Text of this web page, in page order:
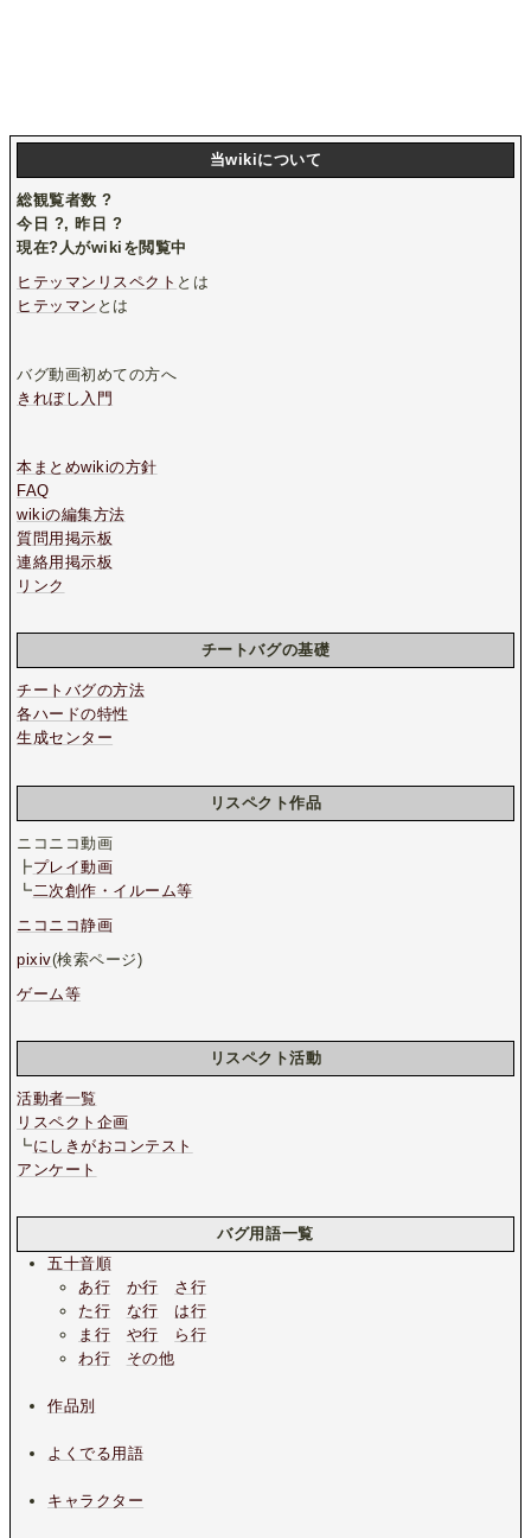
当wikiについて
総観覧者数?
今日 ?, 昨日 ?
現在? 人がwikiを閲覧中
ヒテッマンリスペクト とは
ヒテッマン とは
バグ動画初めての方へ
きれぼし入門
本まとめwikiの方針
FAQ
wikiの編集方法
質問用掲示板
連絡用掲示板
リンク
チートバグの基礎
チートバグの方法
各ハードの特性
生成センター
リスペクト作品
ニコニコ動画
┣プレイ動画
┗ 二次創作・イルーム等
ニコニコ静画
pixiv(検索ページ)
ゲーム等
リスペクト活動
活動者一覧
リスペクト企画
┗にしきがおコンテスト
アンケート
バグ用語一覧
五十音順
あ行
か行
さ行
た行
な行
は行
ま行
や行
ら行
わ行
その他
作品別
よくでる用語
キャラクター